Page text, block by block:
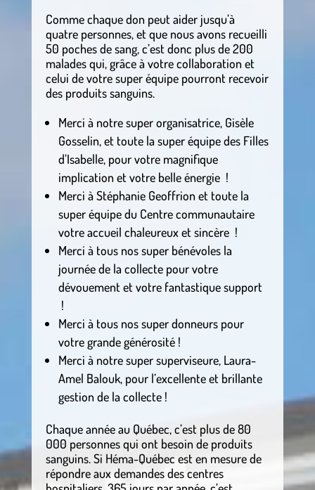
Comme chaque don peut aider jusqu’à
quatre personnes, et que nous avons recueilli
50 poches de sang, c’est donc plus de 200
malades qui, grâce à votre collaboration et
celui de votre super équipe pourront recevoir
des produits sanguins.
Merci à notre super organisatrice, Gisèle
Gosselin, et toute la super équipe des Filles
d’Isabelle, pour votre magnifique
implication et votre belle énergie !
Merci à Stéphanie Geoffrion et toute la
super équipe du Centre communautaire
votre accueil chaleureux et sincère !
Merci à tous nos super bénévoles la
journée de la collecte pour votre
dévouement et votre fantastique support
!
Merci à tous nos super donneurs pour
votre grande générosité !
Merci à notre super superviseure, Laura-
Amel Balouk, pour l’excellente et brillante
gestion de la collecte !
Chaque année au Québec, c’est plus de 80
000 personnes qui ont besoin de produits
sanguins. Si Héma-Québec est en mesure de
répondre aux demandes des centres